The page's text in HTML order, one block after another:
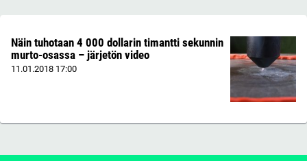
Näin tuhotaan 4 000 dollarin timantti sekunnin
murto-osassa – järjetön video
11.01.2018 17:00